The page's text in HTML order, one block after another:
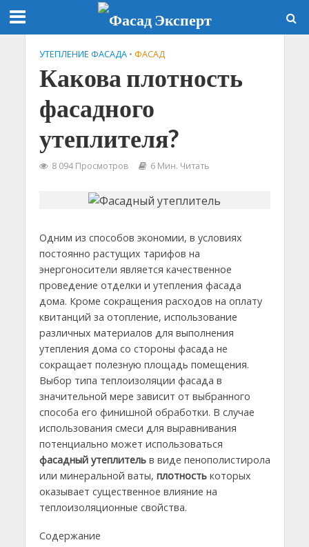
УТЕПЛЕНИЕ ФАСАДА • ФАСАД
Какова плотность
фасадного
утеплителя?
8 094 Просмотров 6 Мин. Читать
Одним из способов экономии, в условиях
постоянно растущих тарифов на
энергоносители является качественное
проведение отделки и утепления фасада
дома. Кроме сокращения расходов на оплату
квитанций за отопление, использование
различных материалов для выполнения
утепления дома со стороны фасада не
сокращает полезную площадь помещения.
Выбор типа теплоизоляции фасада в
значительной мере зависит от выбранного
способа его финишной обработки. В случае
использования смеси для выравнивания
потенциально может использоваться
фасадный утеплительв виде пенополистирола
или минеральной ваты, плотностькоторых
оказывает существенное влияние на
теплоизоляционные свойства.
Содержание